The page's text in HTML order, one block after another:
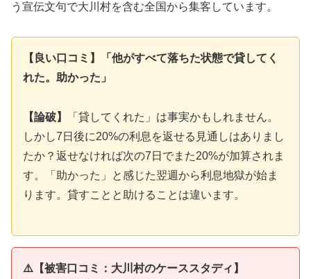
う宣伝文句で大川村を含む全国から集客しています。
【良い口コミ】「他がすべて落ちた状態で貸してく
れた。助かった」
【論破】
「貸してくれた」は事実かもしれません。
しかし7日後に20%の利息を返せる見通しはありまし
たか？返せなければ次の7日でまた20%が加算されま
す。「助かった」と感じた翌週から利息地獄が始ま
ります。貸すことと助けることは違います。
⚠️【被害口コミ：大川村のケーススタディ】